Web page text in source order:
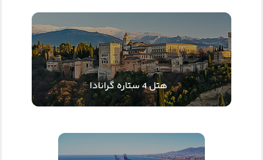
هتل 4 ستاره گرانادا